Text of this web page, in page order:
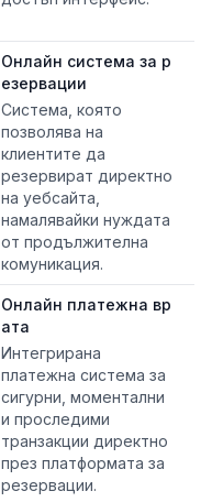
Онлайн система за р
езервации
Система, която
позволява на
клиентите да
резервират директно
на уебсайта,
намалявайки нуждата
от продължителна
комуникация.
Онлайн платежна вр
ата
Интегрирана
платежна система за
сигурни, моментални
и проследими
транзакции директно
през платформата за
резервации.